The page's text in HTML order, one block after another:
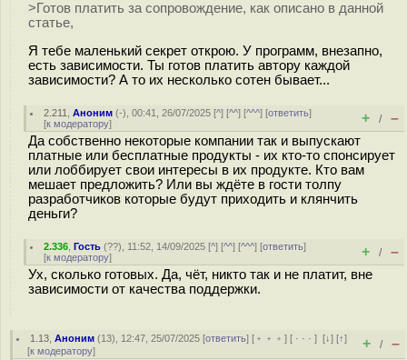
>Готов платить за сопровождение, как описано в данной
статье,
Я тебе маленький секрет открою. У программ, внезапно,
есть зависимости. Ты готов платить автору каждой
зависимости? А то их несколько сотен бывает...
2.211 ,Аноним (-), 00:41, 26/07/2025 [^] [^^] [^^^] [ответить]
[к модератору] + / –
Да собственно некоторые компании так и выпускают
платные или бесплатные продукты - их кто-то спонсирует
или лоббирует свои интересы в их продукте. Кто вам
мешает предложить? Или вы ждёте в гости толпу
разработчиков которые будут приходить и клянчить
деньги?
2.336 ,Гость (??), 11:52, 14/09/2025 [^] [^^] [^^^] [ответить]
[к модератору] + / –
Ух, сколько готовых. Да, чёт, никто так и не платит, вне
зависимости от качества поддержки.
1.13 ,Аноним (13), 12:47, 25/07/2025 [ответить] [ ﹢﹢﹢] [ · · ·][↓] [↑]
[к модератору] + / –